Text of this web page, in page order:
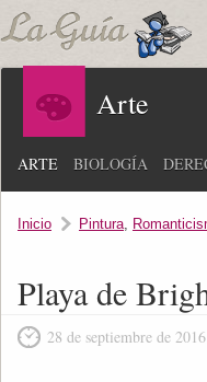
Arte
ARTE BIOLOGÍA
Inicio Pintura,
Playa de
28 de septiembre de 2016